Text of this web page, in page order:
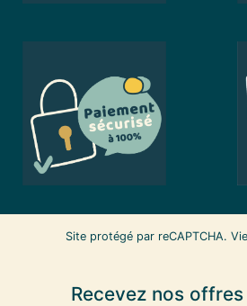
Site protégé par reCAPTCHA.
Recevez nos